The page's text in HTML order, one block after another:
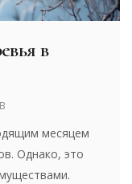
в
месяцем
Однако, это